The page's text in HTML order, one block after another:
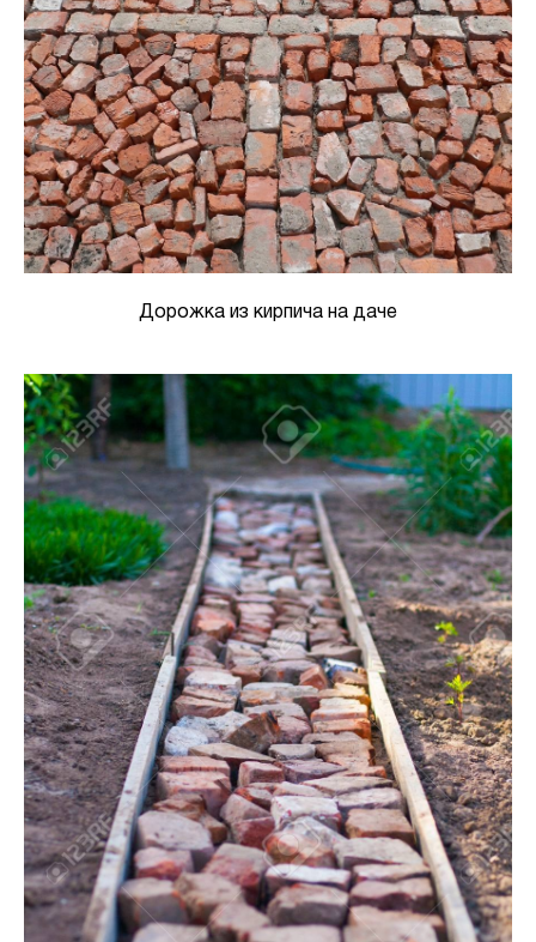
Дорожка из кирпича на даче